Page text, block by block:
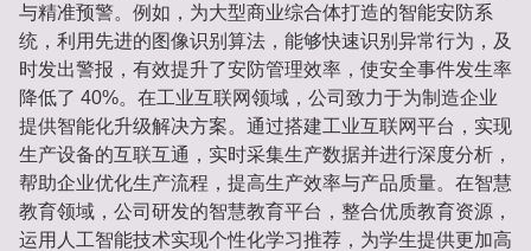
与精准预警。例如，为大型商业综合体打造的智能安防系
统，利用先进的图像识别算法，能够快速识别异常行为，及
时发出警报，有效提升了安防管理效率，使安全事件发生率
降低了 40%。在工业互联网领域，公司致力于为制造企业
提供智能化升级解决方案。通过搭建工业互联网平台，实现
生产设备的互联互通，实时采集生产数据并进行深度分析，
帮助企业优化生产流程，提高生产效率与产品质量。在智慧
教育领域，公司研发的智慧教育平台，整合优质教育资源，
运用人工智能技术实现个性化学习推荐，为学生提供更加高